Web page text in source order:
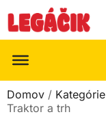
Domov / Kategórie
Traktor a trh